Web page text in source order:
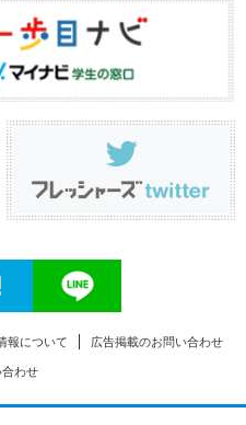
報について 広告掲載のお問い合わせ
合わせ